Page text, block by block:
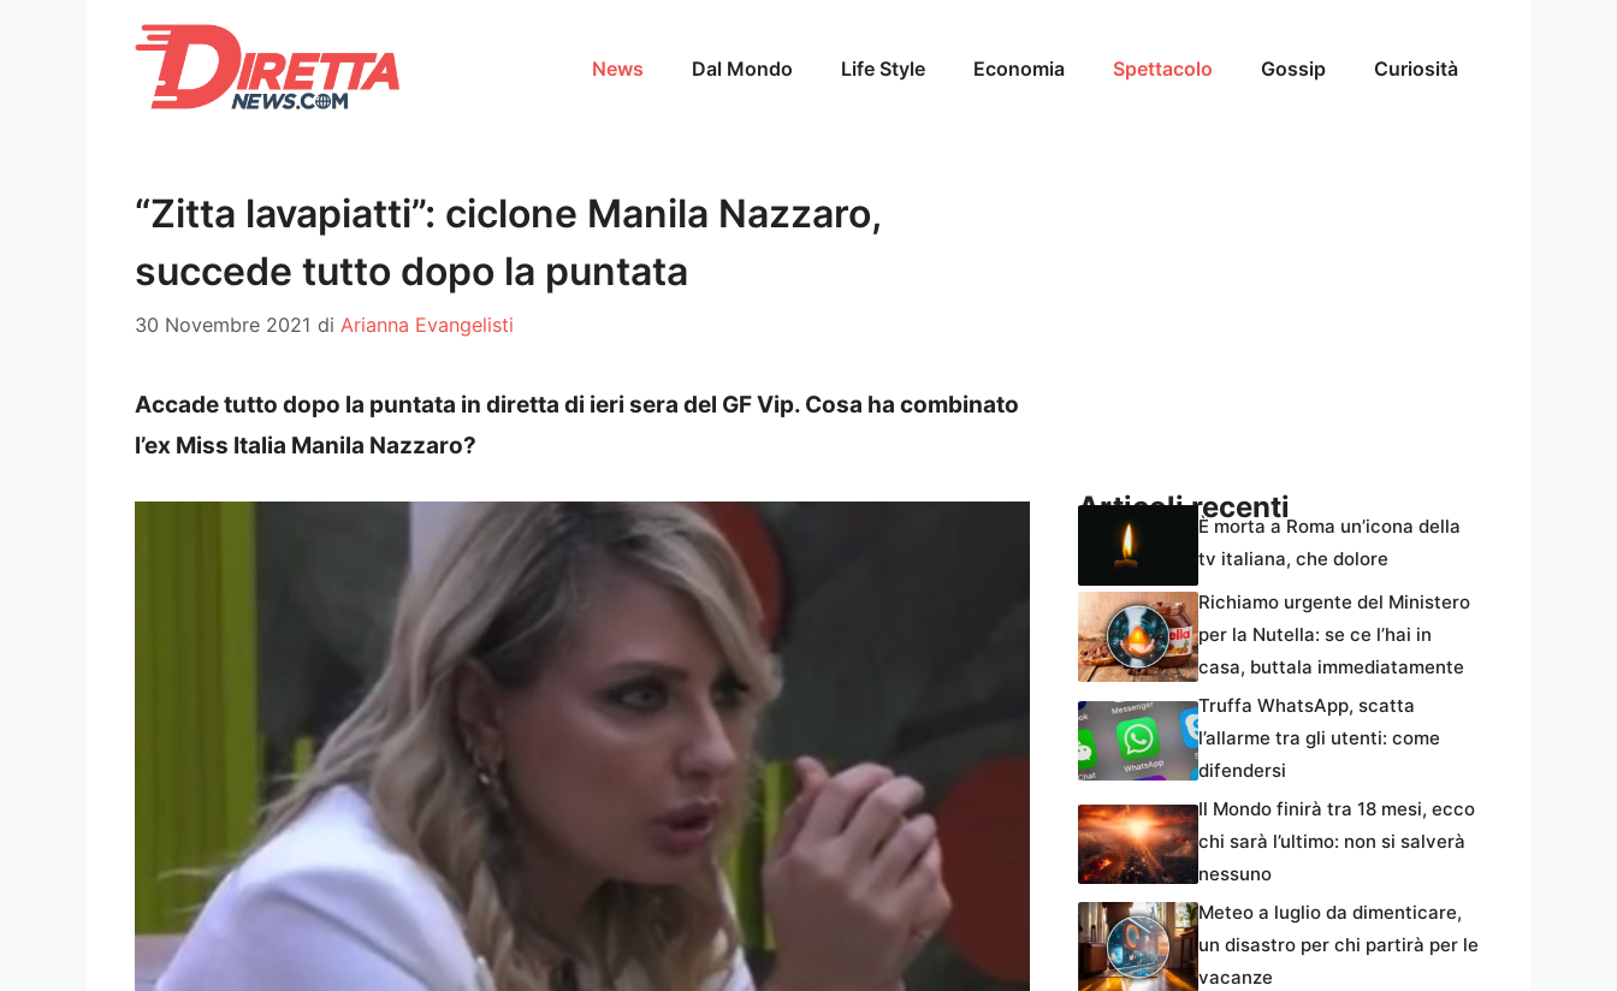
News Dal Mondo Life Style Economia Spettacolo Gossip Curiosità
“Zitta lavapiatti”: ciclone Manila Nazzaro,
succede tutto dopo la puntata
30 Novembre 2021 di Arianna Evangelisti
Accade tutto dopo la puntata in diretta di ieri sera del GF Vip. Cosa ha combinato
l’ex Miss Italia Manila Nazzaro?
Articoli recenti
È morta a Roma un’icona della
tv italiana, che dolore
Richiamo urgente del Ministero
per la Nutella: se ce l’hai in
casa, buttala immediatamente
Truffa WhatsApp, scatta
l’allarme tra gli utenti: come
difendersi
Il Mondo finirà tra 18 mesi, ecco
chi sarà l’ultimo: non si salverà
nessuno
Meteo a luglio da dimenticare,
un disastro per chi partirà per le
vacanze